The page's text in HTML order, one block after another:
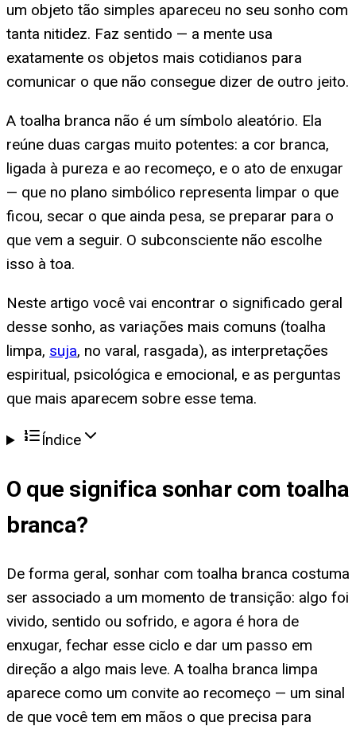
um objeto tão simples apareceu no seu sonho com
tanta nitidez. Faz sentido — a mente usa
exatamente os objetos mais cotidianos para
comunicar o que não consegue dizer de outro jeito.
A toalha branca não é um símbolo aleatório. Ela
reúne duas cargas muito potentes: a cor branca,
ligada à pureza e ao recomeço, e o ato de enxugar
— que no plano simbólico representa limpar o que
ficou, secar o que ainda pesa, se preparar para o
que vem a seguir. O subconsciente não escolhe
isso à toa.
Neste artigo você vai encontrar o significado geral
desse sonho, as variações mais comuns (toalha
limpa, suja, no varal, rasgada), as interpretações
espiritual, psicológica e emocional, e as perguntas
que mais aparecem sobre esse tema.
Índice
O que significa sonhar com toalha
branca?
De forma geral, sonhar com toalha branca costuma
ser associado a um momento de transição: algo foi
vivido, sentido ou sofrido, e agora é hora de
enxugar, fechar esse ciclo e dar um passo em
direção a algo mais leve. A toalha branca limpa
aparece como um convite ao recomeço — um sinal
de que você tem em mãos o que precisa para